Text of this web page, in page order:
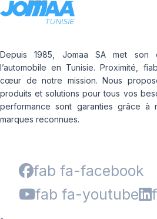
Depuis 1985, Jomaa SA met son
l’automobile en Tunisie. Proximité,
cœur de notre mission. Nous
produits et solutions pour tous vos
performance sont garanties grâce à
marques reconnues.
fab fa-facebook
fab fa-youtube